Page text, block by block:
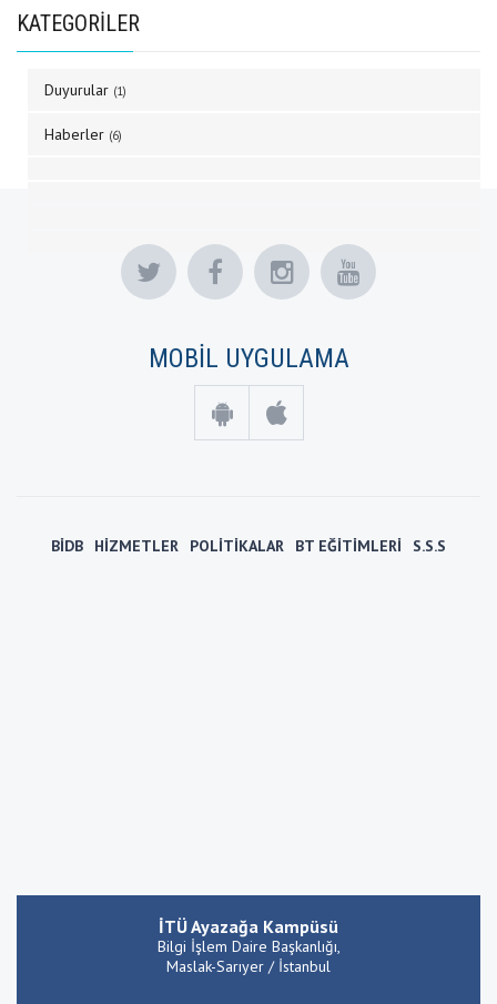
KATEGORİLER
Duyurular (1)
Haberler (6)
MOBİL UYGULAMA
BİDB HİZMETLER POLİTİKALAR BT EĞİTİMLERİ S.S.S
İTÜ Ayazağa Kampüsü
Bilgi İşlem Daire Başkanlığı,
Maslak-Sarıyer / İstanbul